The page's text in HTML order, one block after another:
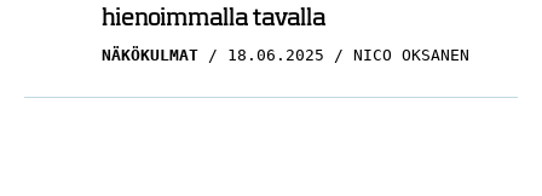
hienoimmalla tavalla
NÄKÖKULMAT 18.06.2025 NICO OKSANEN